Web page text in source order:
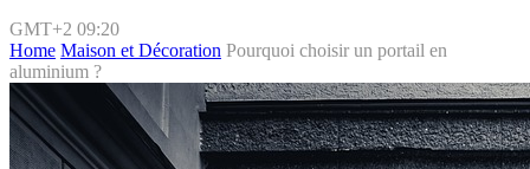
GMT+2 09:20
Home Maison et Décoration Pourquoi choisir un portail en
aluminium ?